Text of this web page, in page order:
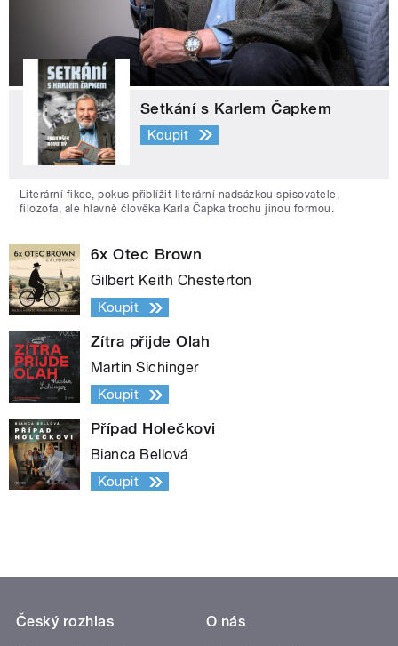
Setkání s Karlem Čapkem
Koupit
Literární fikce, pokus přiblížit literární nadsázkou spisovatele,
filozofa, ale hlavně člověka Karla Čapka trochu jinou formou.
6x Otec Brown
Gilbert Keith Chesterton
Koupit
Zítra přijde Olah
Martin Sichinger
Koupit
Případ Holečkovi
Bianca Bellová
Koupit
Český rozhlas
O nás